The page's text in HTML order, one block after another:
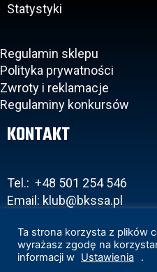
Statystyki
Regulamin sklepu
Polityka prywatności
Zwroty i reklamacje
Regulaminy konkursów
KONTAKT
Tel.: +48 501 254 546
Email: klub@bkssa.pl
Ta strona korzysta z plików
wyrażasz zgodę na
informacji w Ustawienia .